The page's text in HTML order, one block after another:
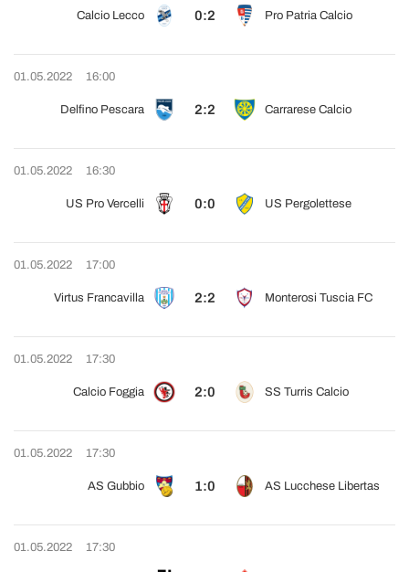
Calcio Lecco 0:2 Pro Patria Calcio
01.05.2022 16:00
Delfino Pescara 2:2 Carrarese Calcio
01.05.2022 16:30
US Pro Vercelli 0:0 US Pergolettese
01.05.2022 17:00
Virtus Francavilla 2:2 Monterosi Tuscia FC
01.05.2022 17:30
Calcio Foggia 2:0 SS Turris Calcio
01.05.2022 17:30
AS Gubbio 1:0 AS Lucchese Libertas
01.05.2022 17:30